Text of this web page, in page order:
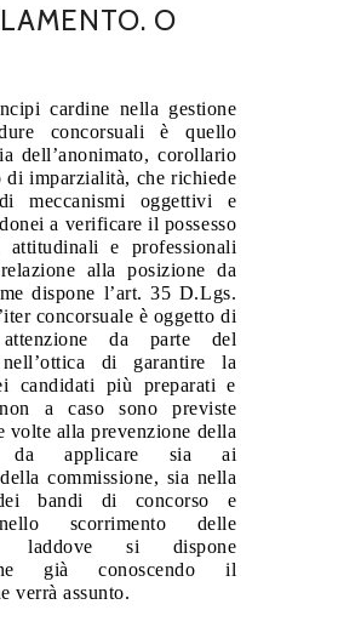
O
cardine nella gestione
concorsuali è quello
dell’anonimato, corollario
di imparzialità, che richiede
meccanismi oggettivi e
a verificare il possesso
attitudinali e professionali
alla posizione da
dispone l’art. 35 D.Lgs.
concorsuale è oggetto di
attenzione da parte del
di garantire la
candidati più preparati e
a caso sono previste
volte alla prevenzione della
da applicare sia ai
commissione, sia nella
bandi di concorso e
scorrimento delle
laddove si dispone
già conoscendo il
verrà assunto.